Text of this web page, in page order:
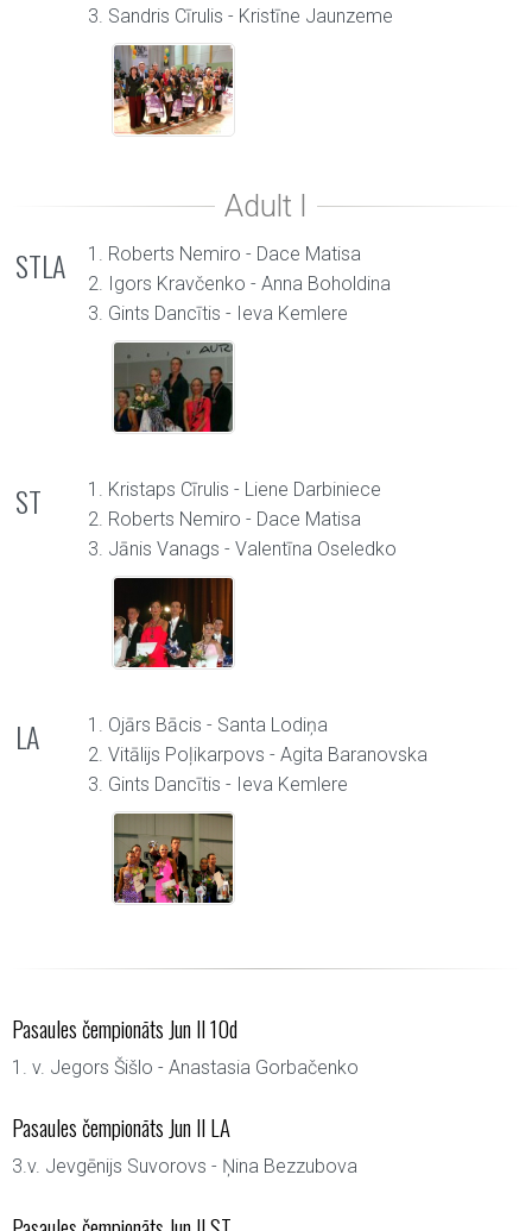
3. Sandris Cīrulis - Kristīne Jaunzeme
STLA
1. Roberts Nemiro - Dace Matisa
2. Igors Kravčenko - Anna Boholdina
3. Gints Dancītis - Ieva Kemlere
ST
1. Kristaps Cīrulis - Liene Darbiniece
2. Roberts Nemiro - Dace Matisa
3. Jānis Vanags - Valentīna Oseledko
LA
1. Ojārs Bācis - Santa Lodiņa
2. Vitālijs Poļikarpovs - Agita Baranovska
3. Gints Dancītis - Ieva Kemlere
Pasaules čempionāts Jun II 10d
1. v. Jegors Šišlo - Anastasia Gorbačenko
Pasaules čempionāts Jun II LA
3.v. Jevgēnijs Suvorovs - Ņina Bezzubova